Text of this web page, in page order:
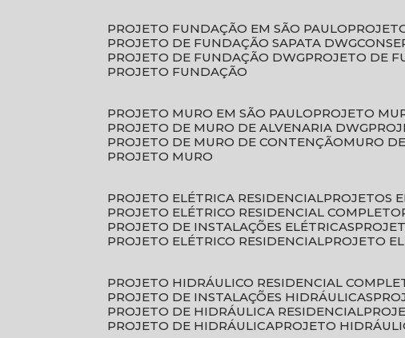
PROJETO FUNDAÇÃO EM SÃO PAULO
PROJETO DE FUNDAÇÃO SAPATA DWG
PROJETO DE FUNDAÇÃO DWG
PROJETO DE
PROJETO FUNDAÇÃO
PROJETO MURO EM SÃO PAULO
PROJETO
PROJETO DE MURO DE ALVENARIA DWG
PROJETO DE MURO DE CONTENÇÃO
MURO
PROJETO MURO
PROJETO ELÉTRICA RESIDENCIAL
PROJETOS
PROJETO ELÉTRICO RESIDENCIAL COMPLETO
PROJETO DE INSTALAÇÕES ELÉTRICAS
PROJETO ELÉTRICO RESIDENCIAL
PROJETO
PROJETO HIDRÁULICO RESIDENCIAL
PROJETO DE INSTALAÇÕES HIDRÁULICAS
PROJETO DE HIDRÁULICA RESIDENCIAL
PROJETO DE HIDRÁULICA
PROJETO